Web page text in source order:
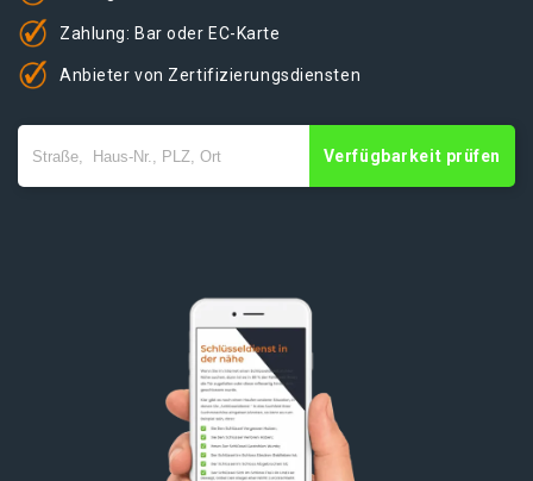
Zahlung: Bar oder EC-Karte
Anbieter von Zertifizierungsdiensten
Verfügbarkeit prüfen